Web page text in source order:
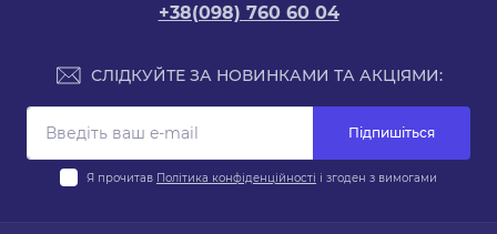
+38(098) 760 60 04
СЛІДКУЙТЕ ЗА НОВИНКАМИ ТА АКЦІЯМИ:
Підпишіться
Я прочитав Політика конфіденційності і згоден з вимогами